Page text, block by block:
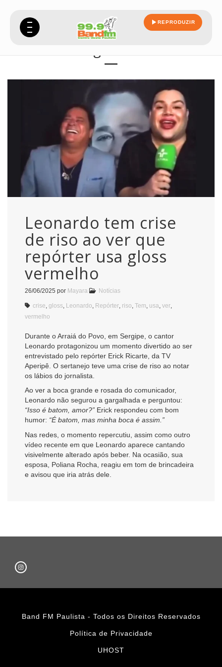
REPRODUZIR
Leonardo tem crise
de riso ao ver que
repórter usa gloss
vermelho
26/06/2025 por Mayara Notícias
crise gloss Leonardo Repórter riso Tem usa ver
vermelho
Durante o Arraiá do Povo, em Sergipe, o cantor
Leonardo protagonizou um momento divertido ao ser
entrevistado pelo repórter Erick Ricarte, da TV
Aperipê. O sertanejo teve uma crise de riso ao notar
os lábios do jornalista.
Ao ver a boca grande e rosada do comunicador,
Leonardo não segurou a gargalhada e perguntou:
“Isso é batom, amor?” Erick respondeu com bom
humor: “É batom, mas minha boca é assim.”
Nas redes, o momento repercutiu, assim como outro
vídeo recente em que Leonardo aparece cantando
visivelmente alterado após beber. Na ocasião, sua
esposa, Poliana Rocha, reagiu em tom de brincadeira
e avisou que iria atrás dele.
Band FM Paulista - Todos os Direitos Reservados
Política de Privacidade
UHOST